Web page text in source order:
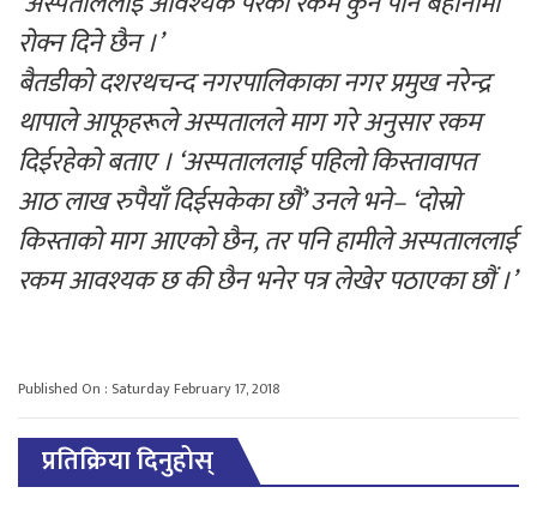
रोक्न दिने छैन ।’
बैतडीको दशरथचन्द नगरपालिकाका नगर प्रमुख नरेन्द्र
थापाले आफूहरूले अस्पतालले माग गरे अनुसार रकम
दिईरहेको बताए । ‘अस्पताललाई पहिलो किस्तावापत
आठ लाख रुपैयाँ दिईसकेका छौं’ उनले भने– ‘दोस्रो
किस्ताको माग आएको छैन, तर पनि हामीले अस्पताललाई
रकम आवश्यक छ की छैन भनेर पत्र लेखेर पठाएका छौं ।’
Published On : Saturday February 17, 2018
प्रतिक्रिया दिनुहोस्